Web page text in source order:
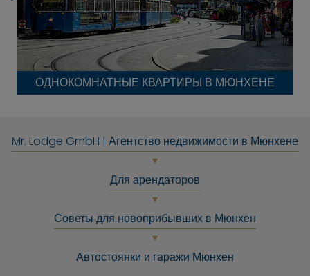
ОДНОКОМНАТНЫЕ КВАРТИРЫ В МЮНХЕНЕ
Mr. Lodge GmbH | Агентство недвижимости в Мюнхене
Для арендаторов
Советы для новоприбывших в Мюнхен
Автостоянки и гаражи Мюнхен